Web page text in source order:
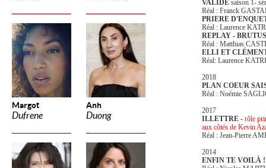
Margot
Dufrene
Anh
Duong
VALIDÉ saison 1-
Réal : Franck
PRIERE
Réal : Laurence
REPLAY -
Réal : Matthias
ELLI ET
Réal: Laurence
2018
PLAN COEUR
Réal : Noémie
2017
ILLETTRE - rôle
aux côtés de Kevin
Réal : Jean-Pierre
2014
ENFIN TE VOILÀ !